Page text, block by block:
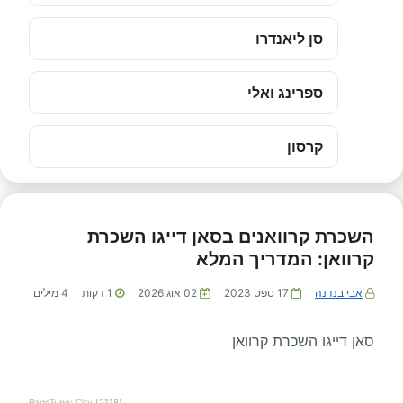
סן ליאנדרו
ספרינג ואלי
קרסון
השכרת קרוואנים בסאן דייגו השכרת
קרוואן: המדריך המלא
אבי בנדנה 17 ספט 2023 02 אוג 2026 1 דקות 4 מילים
סאן דייגו השכרת קרוואן